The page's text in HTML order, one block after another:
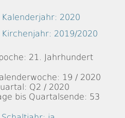
Kalenderjahr: 2020
Kirchenjahr: 2019/2020
21. Jahrhundert
19 / 2020
Q2 / 2020
bis Quartalsende: 53